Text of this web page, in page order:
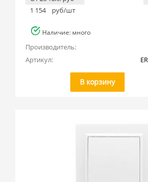
1 154
руб/шт
Наличие: много
Производитель:
Артикул:
В корзину